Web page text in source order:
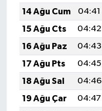
14 Ağu Cum
04:41
15 Ağu Cts
04:42
16 Ağu Paz
04:43
17 Ağu Pts
04:45
18 Ağu Sal
04:46
19 Ağu Çar
04:47